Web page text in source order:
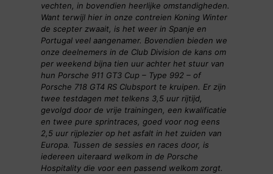
vechten, in bovendien heerlijke omstandigheden.
Want terwijl hier in onze contreien Koning Winter
de scepter zwaait, is het weer in Spanje en
Portugal veel aangenamer. Bovendien bieden we
onze deelnemers in de Club Division de kans om
per weekend bijna tien uur achter het stuur van
hun Porsche 911 GT3 Cup – Type 992 – of
Porsche 718 GT4 RS Clubsport te kruipen. Er zijn
twee testdagen met telkens 3,5 uur rijtijd,
gevolgd door de vrije trainingen, een kwalificatie
en twee pure sprintraces, goed voor nog eens
2,5 uur rijplezier op het asfalt in het zuiden van
Europa. Tussen de sessies en races door, is
iedereen uiteraard welkom in de Porsche
Hospitality die voor een passend welkom zorgt.